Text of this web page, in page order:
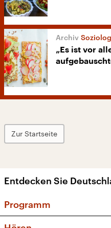
„Es ist vor
Zur Startseite
Entdecken Sie
Programm